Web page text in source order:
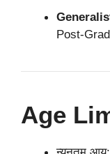
Post-
Age